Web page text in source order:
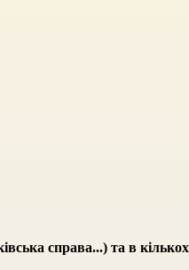
справа...) та в